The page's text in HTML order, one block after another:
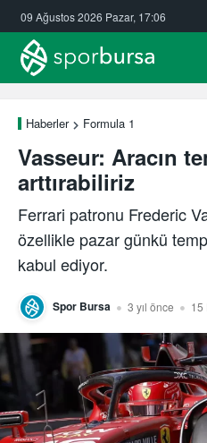
09 Ağustos 2026 Pazar, 17:06
Haberler Formula 1
Vasseur: Aracın
arttırabiliriz
Ferrari patronu Frederic
özellikle pazar günkü
kabul ediyor.
Spor Bursa 3 yıl önce 15